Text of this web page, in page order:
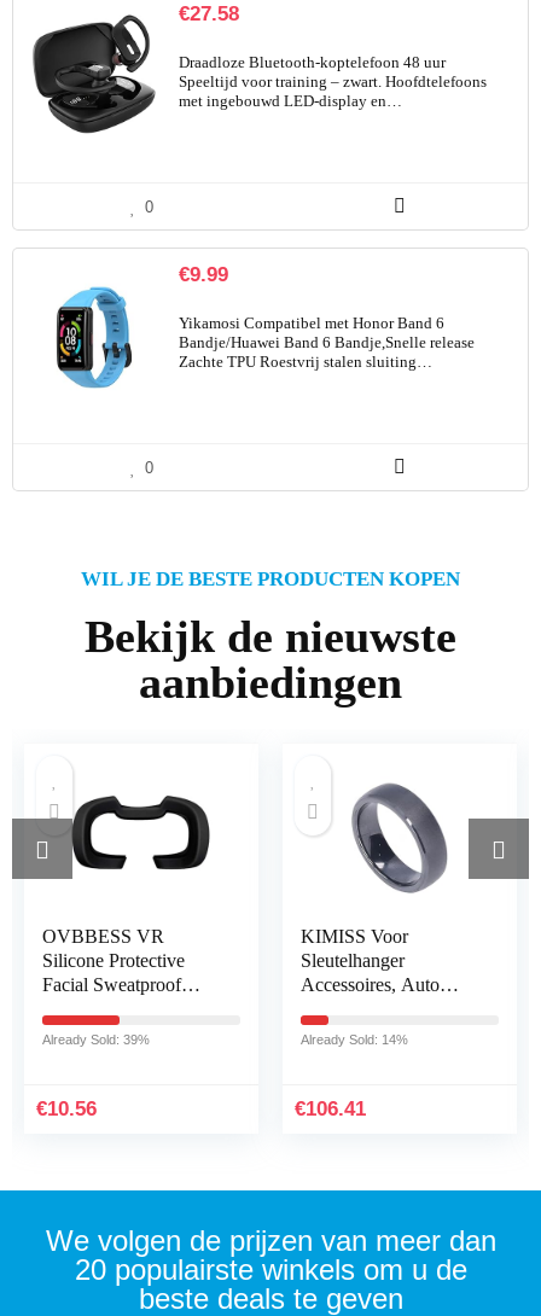
€27.58
Draadloze Bluetooth-koptelefoon 48 uur
Speeltijd voor training – zwart. Hoofdtelefoons
met ingebouwd LED-display en…
0
€9.99
Yikamosi Compatibel met Honor Band 6
Bandje/Huawei Band 6 Bandje,Snelle release
Zachte TPU Roestvrij stalen sluiting…
0
WIL JE DE BESTE PRODUCTEN KOPEN
Bekijk de nieuwste
aanbiedingen
OVBBESS VR
Silicone Protective
Facial Sweatproof
Lens Pad Anti-Dirty
Already Sold: 39%
€10.56
KIMISS Voor
Sleutelhanger
Accessoires, Auto
Waterdicht Mat Zwart
Model 3 X…
Already Sold: 14%
€106.41
We volgen de prijzen van meer dan
20 populairste winkels om u de
beste deals te geven